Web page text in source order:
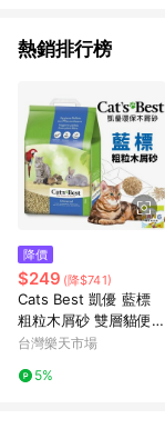
熱銷排行榜
降價
$249 (降$741)
Cats Best 凱優 藍標
粗粒木屑砂 雙層貓便盆
小動物單層便盆 貓砂
【 寵物用品 狂殺 ★ 滿
台灣樂天市場
5%